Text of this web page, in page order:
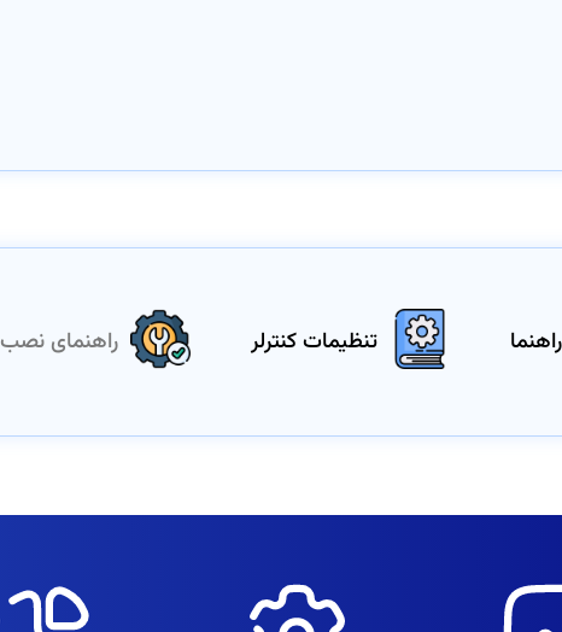
تنظیمات کنترلر راهنمای نصب